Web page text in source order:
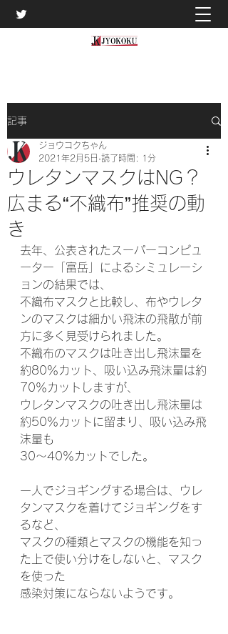
記事
ウレタンマスクはNG？
広まる“不織布”推奨の動
き
ジョウコクちゃん
2021年2月5日 読了時間: 1分
去年、公表されたスーパーコンピュ
ーター「富岳」によるシミュレーシ
ョンの結果では、
不織布マスクと比較し、布やウレタ
ンのマスクは細かい飛沫の飛散が前
方に多く見受けられました。
不織布のマスクは吐き出し飛沫量を
約80％カット、吸い込み飛沫量は約
70％カットしますが、
ウレタンマスクの吐き出し飛沫量は
約50％カットに留まり、吸い込み飛
沫量も
30～40％カットでした。
一人でジョギングする場合は、ウレ
タンマスクを着けてジョギングをす
るなど、
マスクの種類とマスクの機能を知っ
た上で使い分けをしないと、マスク
を使った
感染対策にならないようです。